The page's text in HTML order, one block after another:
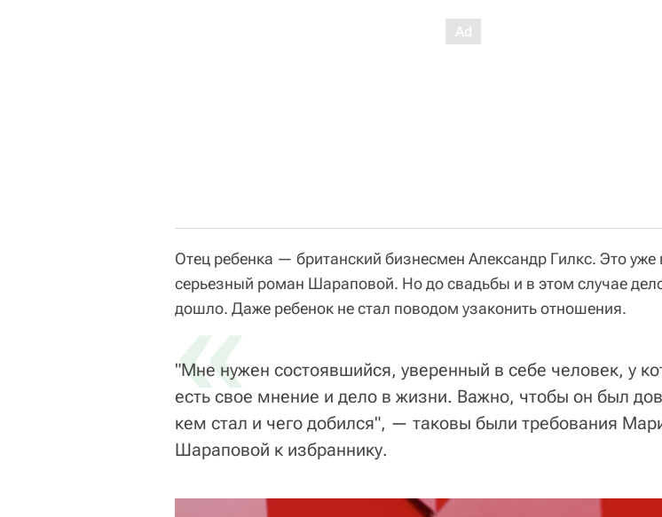
Отец ребенка — британский бизнесмен Александр Гилкс. Это уже
серьезный роман Шараповой. Но до свадьбы и в этом случае
дошло. Даже ребенок не стал поводом узаконить отношения.
«
"Мне нужен состоявшийся, уверенный в себе человек, у
есть свое мнение и дело в жизни. Важно, чтобы он был
кем стал и чего добился", — таковы были требования
Шараповой к избраннику.